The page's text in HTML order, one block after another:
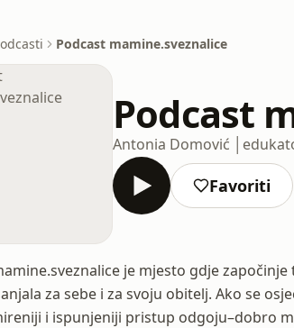
Podcast mamine.sveznalice
Podcast
Antonia Domović
Favoriti
je mjesto gdje
za sebe i za svoju obitelj. Ako se
i ispunjeniji pristup odgoju–dobro